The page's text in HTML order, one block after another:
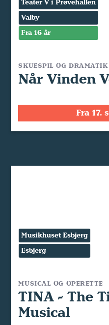
Teater V i Prøvehallen
Valby
Fra 16 år
SKUESPIL OG DRAMATIK
Når Vinden
Fra 17.
Musikhuset Esbjerg
Esbjerg
MUSICAL OG OPERETTE
TINA - The
Musical